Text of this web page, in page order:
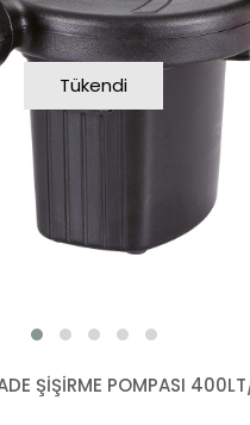
Tükendi